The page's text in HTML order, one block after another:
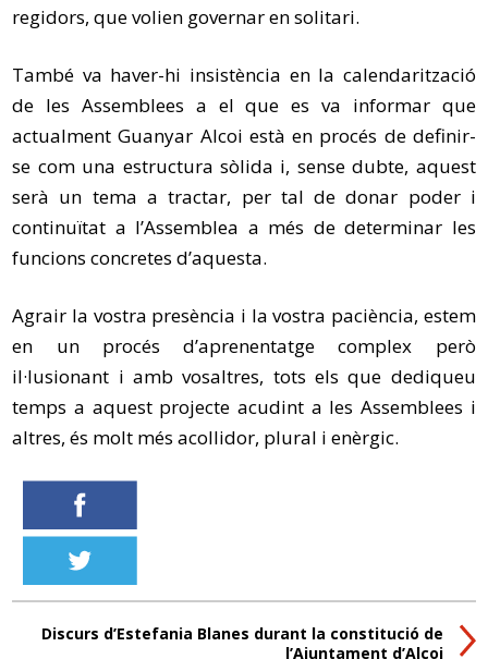
regidors, que volien governar en solitari.
També va haver-hi insistència en la calendarització
de les Assemblees a el que es va informar que
actualment Guanyar Alcoi està en procés de definir-
se com una estructura sòlida i, sense dubte, aquest
serà un tema a tractar, per tal de donar poder i
continuïtat a l’Assemblea a més de determinar les
funcions concretes d’aquesta.
Agrair la vostra presència i la vostra paciència, estem
en un procés d’aprenentatge complex però
il·lusionant i amb vosaltres, tots els que dediqueu
temps a aquest projecte acudint a les Assemblees i
altres, és molt més acollidor, plural i enèrgic.
Discurs d’Estefania Blanes durant la constitució de
l’Ajuntament d’Alcoi